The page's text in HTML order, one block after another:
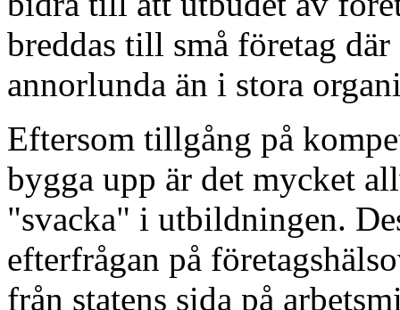
breddas till små företag
annorlunda än i stora
Eftersom tillgång på
bygga upp är det mycket
"svacka" i utbildningen.
efterfrågan på
från statens sida på